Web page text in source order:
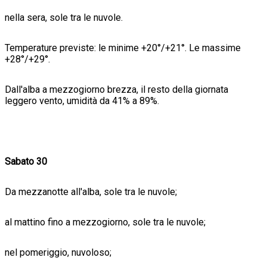
nella sera, sole tra le nuvole.
Temperature previste: le minime +20°/+21°. Le massime
+28°/+29°.
Dall'alba a mezzogiorno brezza, il resto della giornata
leggero vento, umidità da 41% a 89%.
Sabato 30
Da mezzanotte all'alba, sole tra le nuvole;
al mattino fino a mezzogiorno, sole tra le nuvole;
nel pomeriggio, nuvoloso;